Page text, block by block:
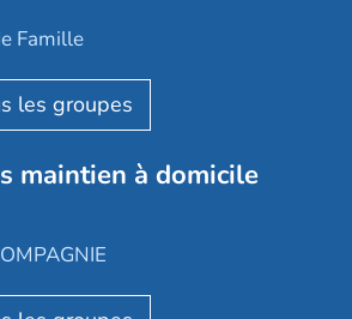
d'Arcadie
Famille
maintien à domicile
Services